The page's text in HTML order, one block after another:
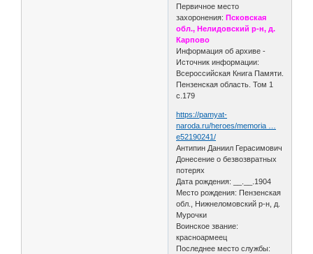
Первичное место
захоронения:Псковская
обл., Нелидовский р-н, д.
Карпово
Информация об архиве -
Источник информации:
Всероссийская Книга Памяти.
Пензенская область. Том 1
с.179
https://pamyat-
naroda.ru/heroes/memoria …
e52190241/
Антипин Даниил Герасимович
Донесение о безвозвратных
потерях
Дата рождения: __.__.1904
Место рождения: Пензенская
обл., Нижнеломовский р-н, д.
Мурочки
Воинское звание:
красноармеец
Последнее место службы: